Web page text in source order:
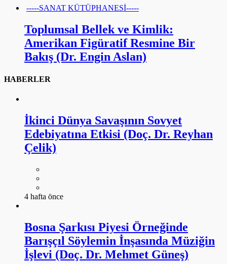
-----SANAT KÜTÜPHANESİ-----
Toplumsal Bellek ve Kimlik:
Amerikan Figüratif Resmine Bir
Bakış (Dr. Engin Aslan)
HABERLER
İkinci Dünya Savaşının Sovyet
Edebiyatına Etkisi (Doç. Dr. Reyhan
Çelik)
4 hafta önce
Bosna Şarkısı Piyesi Örneğinde
Barışçıl Söylemin İnşasında Müziğin
İşlevi (Doç. Dr. Mehmet Güneş)